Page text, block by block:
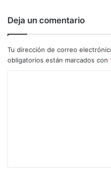
Deja un comentario
Tu dirección de correo
obligatorios están marcados con
a